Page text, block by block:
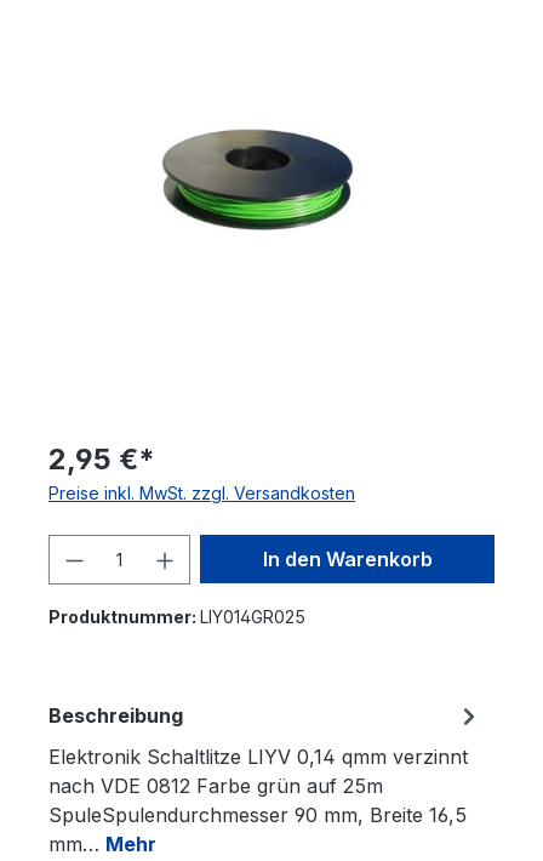
2,95 €*
Preise inkl. MwSt. zzgl. Versandkosten
Produkt Anzahl: Gib den
In den Warenkorb
Produktnummer: LIY014GR025
Beschreibung
Elektronik Schaltlitze LIYV 0,14 qmm verzinnt
nach VDE 0812 Farbe grün auf 25m
SpuleSpulendurchmesser 90 mm, Breite 16,5
mm… Mehr